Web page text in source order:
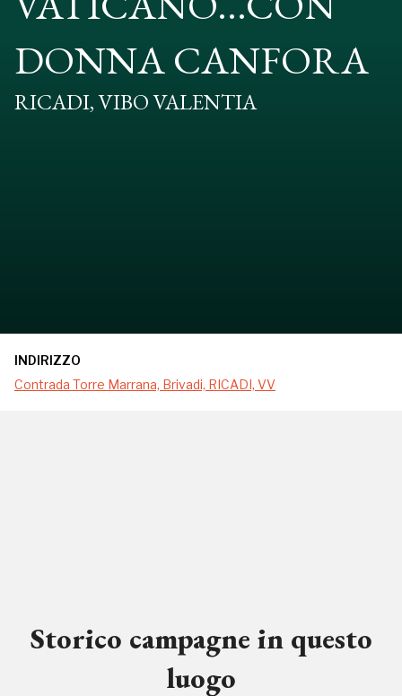
DONNA CANFORA
RICADI, VIBO VALENTIA
INDIRIZZO
Contrada Torre Marrana, Brivadi, RICADI, VV
Storico campagne in questo
luogo